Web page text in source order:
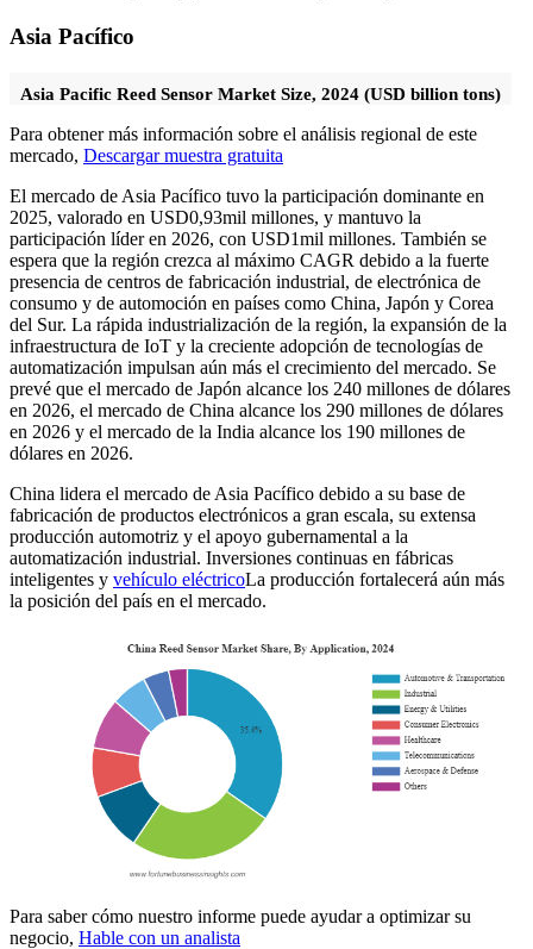
Asia Pacífico
Asia Pacific Reed Sensor Market Size, 2024 (USD billion tons)
Para obtener más información sobre el análisis regional de este
mercado, Descargar muestra gratuita
El mercado de Asia Pacífico tuvo la participación dominante en
2025, valorado en USD0,93mil millones, y mantuvo la
participación líder en 2026, con USD1mil millones. También se
espera que la región crezca al máximo CAGR debido a la fuerte
presencia de centros de fabricación industrial, de electrónica de
consumo y de automoción en países como China, Japón y Corea
del Sur. La rápida industrialización de la región, la expansión de la
infraestructura de IoT y la creciente adopción de tecnologías de
automatización impulsan aún más el crecimiento del mercado. Se
prevé que el mercado de Japón alcance los 240 millones de dólares
en 2026, el mercado de China alcance los 290 millones de dólares
en 2026 y el mercado de la India alcance los 190 millones de
dólares en 2026.
China lidera el mercado de Asia Pacífico debido a su base de
fabricación de productos electrónicos a gran escala, su extensa
producción automotriz y el apoyo gubernamental a la
automatización industrial. Inversiones continuas en fábricas
inteligentes y vehículo eléctricoLa producción fortalecerá aún más
la posición del país en el mercado.
Para saber cómo nuestro informe puede ayudar a optimizar su
negocio, Hable con un analista